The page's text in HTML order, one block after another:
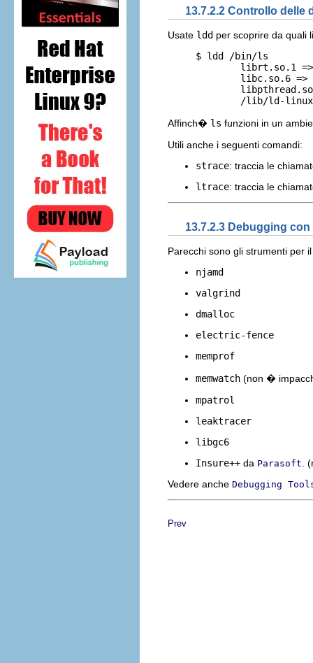
13.7.2.2 Controllo delle
Usate ldd per scoprire da quali
     $ ldd /bin/ls
librt.so.1
libc.so.6 =>
Affinch� ls funzioni in un
Utili anche i seguenti comandi:
strace: traccia le
ltrace: traccia le
13.7.2.3 Debugging
Parecchi sono gli strumenti per
njamd
valgrind
dmalloc
electric-fence
memprof
memwatch (non �
mpatrol
leaktracer
libgc6
Insure++ da Parasoft .
Vedere anche Debugging
Prev